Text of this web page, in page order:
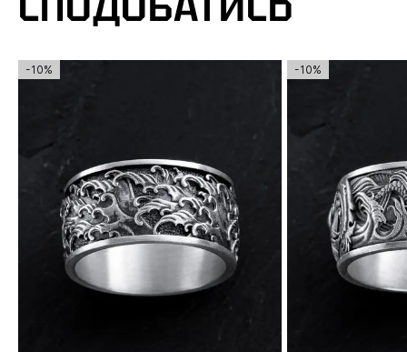
-10% -10%